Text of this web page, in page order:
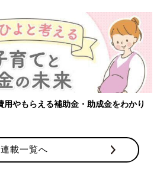
【ワクチン接種できるものも】妊婦の
連載一覧へ